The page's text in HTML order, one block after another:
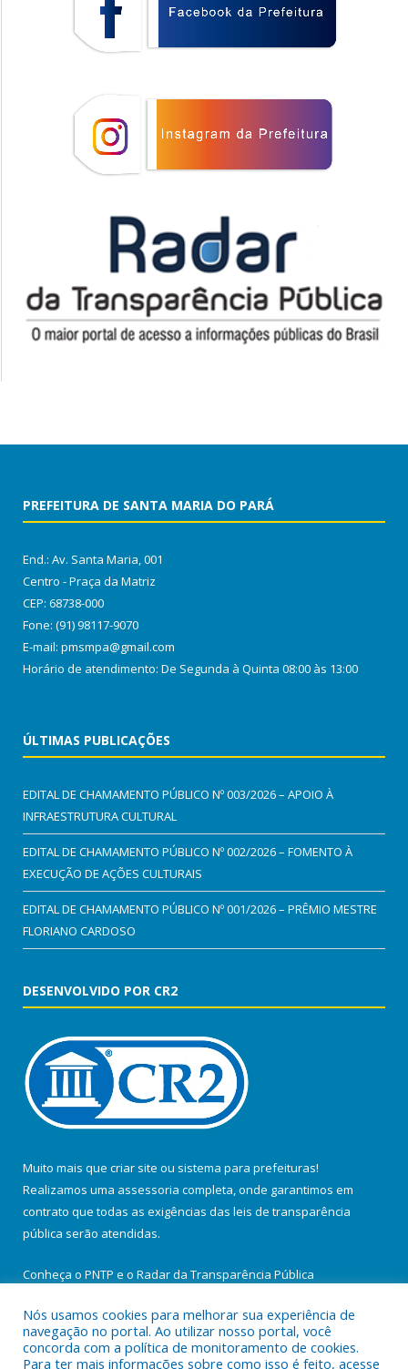
PREFEITURA DE SANTA MARIA DO PARÁ
End.: Av. Santa Maria, 001
Centro - Praça da Matriz
CEP: 68738-000
Fone: (91) 98117-9070
E-mail: pmsmpa@gmail.com
Horário de atendimento: De Segunda à Quinta 08:00 às 13:00
ÚLTIMAS PUBLICAÇÕES
EDITAL DE CHAMAMENTO PÚBLICO Nº 003/2026 – APOIO À
INFRAESTRUTURA CULTURAL
EDITAL DE CHAMAMENTO PÚBLICO Nº 002/2026 – FOMENTO À
EXECUÇÃO DE AÇÕES CULTURAIS
EDITAL DE CHAMAMENTO PÚBLICO Nº 001/2026 – PRÊMIO MESTRE
FLORIANO CARDOSO
DESENVOLVIDO POR CR2
Muito mais que criar site ou sistema para prefeituras!
Realizamos uma assessoria completa, onde garantimos em
contrato que todas as exigências das leis de transparência
pública serão atendidas.
Conheça o PNTP e o Radar da Transparência Pública
Nós usamos cookies para melhorar sua experiência de
navegação no portal. Ao utilizar nosso portal, você
concorda com a política de monitoramento de cookies.
Para ter mais informações sobre como isso é feito, acesse